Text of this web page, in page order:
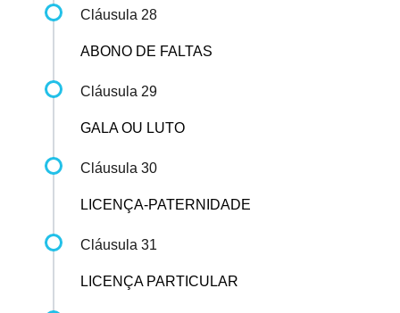
Cláusula 28
ABONO DE FALTAS
Cláusula 29
GALA OU LUTO
Cláusula 30
LICENÇA-PATERNIDADE
Cláusula 31
LICENÇA PARTICULAR